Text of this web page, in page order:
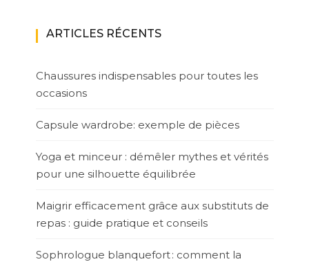
ARTICLES RÉCENTS
Chaussures indispensables pour toutes les
occasions
Capsule wardrobe: exemple de pièces
Yoga et minceur : démêler mythes et vérités
pour une silhouette équilibrée
Maigrir efficacement grâce aux substituts de
repas : guide pratique et conseils
Sophrologue blanquefort : comment la